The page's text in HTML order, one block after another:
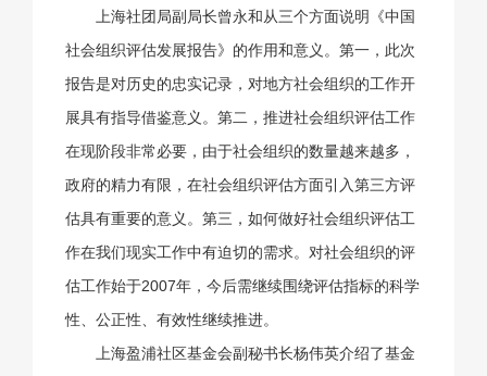
上海社团局副局长曾永和从三个方面说明《中国
社会组织评估发展报告》的作用和意义。第一，此次
报告是对历史的忠实记录，对地方社会组织的工作开
展具有指导借鉴意义。第二，推进社会组织评估工作
在现阶段非常必要，由于社会组织的数量越来越多，
政府的精力有限，在社会组织评估方面引入第三方评
估具有重要的意义。第三，如何做好社会组织评估工
作在我们现实工作中有迫切的需求。对社会组织的评
估工作始于2007年，今后需继续围绕评估指标的科学
性、公正性、有效性继续推进。
上海盈浦社区基金会副秘书长杨伟英介绍了基金